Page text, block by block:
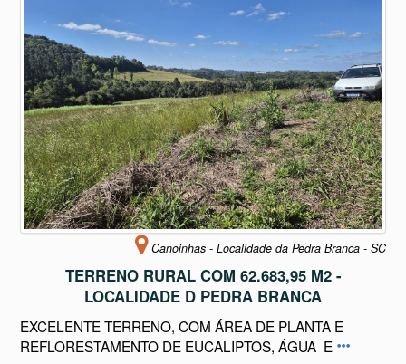
Canoinhas - Localidade da Pedra Branca - SC
TERRENO RURAL COM 62.683,95 M2 -
LOCALIDADE D PEDRA BRANCA
EXCELENTE TERRENO, COM ÁREA DE PLANTA E
REFLORESTAMENTO DE EUCALIPTOS, ÁGUA E